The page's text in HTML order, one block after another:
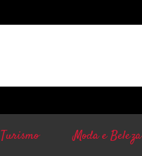
Turismo Moda e Beleza